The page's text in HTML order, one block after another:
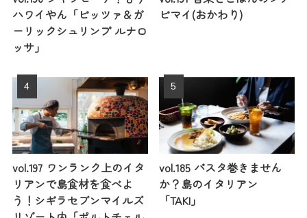
ハワイやん「ピッツァ＆ガ
ーリックシュリンプ ルナロ
ッサ」
ピマイ(おかわり)
vol.197 ワンランク上のイタ
リアンで島食材を食べよ
う！シギラセブンマイルズ
vol.185 パスタ巻きません
か？島のイタリアン
「TAKI」